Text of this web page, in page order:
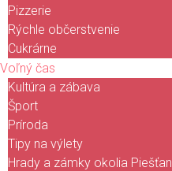
Pizzerie
Rýchle občerstvenie
Cukrárne
Voľný čas
Kultúra a zábava
Šport
Príroda
Tipy na výlety
Hrady a zámky okolia Piešťan